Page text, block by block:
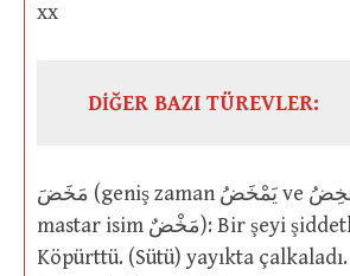
xx
DİĞER BAZI TÜREVLER:
مَخَضَ (geniş zaman يَمْخَضُ ve يَمْخِضُ ve يَمْخُضُ
mastar isim مَخْضٌ): Bir şeyi şiddetle salladı.
Köpürttü. (Sütü) yayıkta